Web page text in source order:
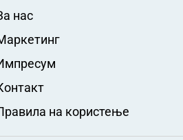
нас
на користење